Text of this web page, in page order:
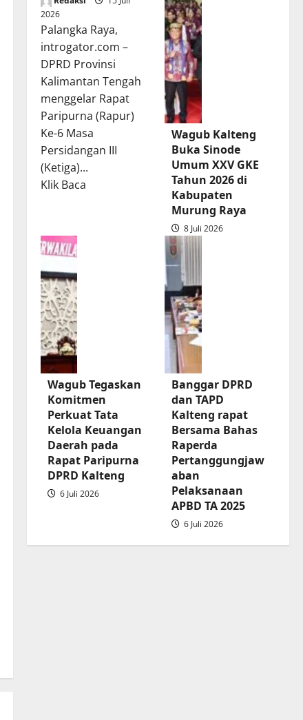
2026
Palangka Raya,
introgator.com –
DPRD Provinsi
Kalimantan Tengah
menggelar Rapat
Paripurna (Rapur)
Ke-6 Masa
Persidangan III
(Ketiga)...
Klik BacaRead
Pertanggungjawaban
Pelaksanaan
APBD
2025
Wagub Kalteng
Buka Sinode
Umum XXV GKE
Tahun 2026 di
Kabupaten
Murung Raya
8 Juli 2026
Wagub Tegaskan
Komitmen
Perkuat Tata
Kelola Keuangan
Daerah pada
Rapat Paripurna
DPRD Kalteng
6 Juli 2026
Banggar DPRD
dan TAPD
Kalteng rapat
Bersama Bahas
Raperda
Pertanggungjaw
aban
Pelaksanaan
APBD TA 2025
6 Juli 2026